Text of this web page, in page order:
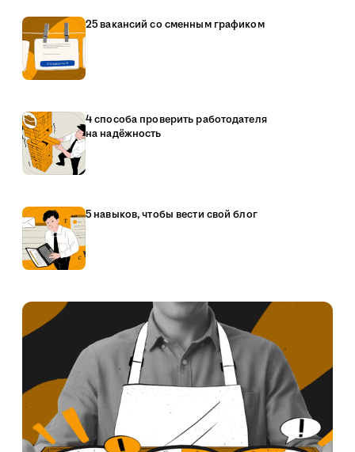
25 вакансий со сменным графиком
4 способа проверить работодателя
на надёжность
5 навыков, чтобы вести свой блог